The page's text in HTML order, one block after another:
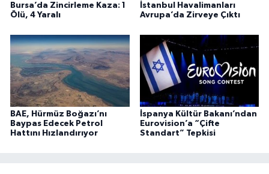
Bursa’da Zincirleme Kaza: 1
Ölü, 4 Yaralı
İstanbul Havalimanları
Avrupa’da Zirveye Çıktı
BAE, Hürmüz Boğazı’nı
Baypas Edecek Petrol
Hattını Hızlandırıyor
İspanya Kültür Bakanı’ndan
Eurovision’a “Çifte
Standart” Tepkisi